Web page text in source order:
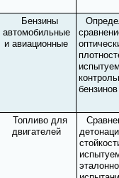
Бензины
автомобильные
и авиационные
бензинов
Топливо для
двигателей